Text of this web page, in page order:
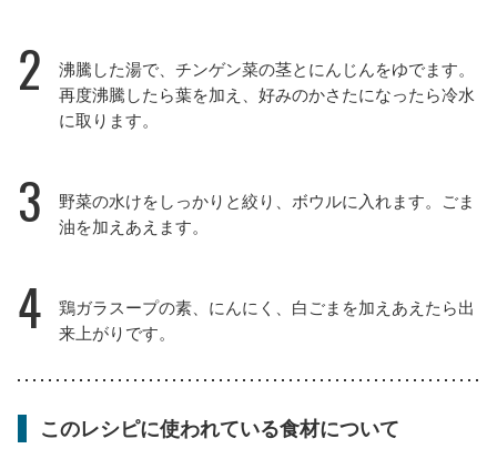
2
沸騰した湯で、チンゲン菜の茎とにんじんをゆでます。
再度沸騰したら葉を加え、好みのかさたになったら冷水
に取ります。
3
野菜の水けをしっかりと絞り、ボウルに入れます。ごま
油を加えあえます。
4
鶏ガラスープの素、にんにく、白ごまを加えあえたら出
来上がりです。
このレシピに使われている食材について